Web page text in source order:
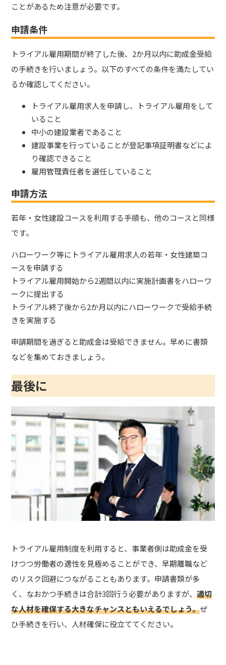
ことがあるため注意が必要です。
申請条件
トライアル雇用期間が終了した後、2か月以内に助成金受給
の手続きを行いましょう。以下のすべての条件を満たしてい
るか確認してください。
トライアル雇用求人を申請し、トライアル雇用をして
いること
中小の建設業者であること
建設事業を行っていることが登記事項証明書などによ
り確認できること
雇用管理責任者を選任していること
申請方法
若年・女性建設コースを利用する手順も、他のコースと同様
です。
ハローワーク等にトライアル雇用求人の若年・女性建築コ
ースを申請する
トライアル雇用開始から2週間以内に実施計画書をハローワ
ークに提出する
トライアル終了後から2か月以内にハローワークで受給手続
きを実施する
申請期間を過ぎると助成金は受給できません。早めに書類
などを集めておきましょう。
最後に
トライアル雇用制度を利用すると、事業者側は助成金を受
けつつ労働者の適性を見極めることができ、早期離職など
のリスク回避につながることもあります。申請書類が多
く、なおかつ手続きは合計3回行う必要がありますが、適切
な人材を確保する大きなチャンスともいえるでしょう。ぜ
ひ手続きを行い、人材確保に役立ててください。